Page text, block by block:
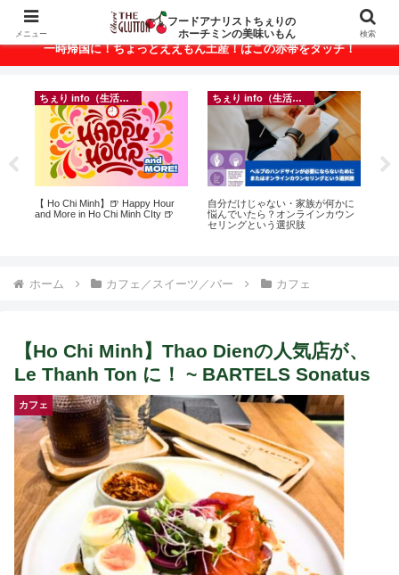
ベトナム・ホーチミンの美味いもんが満載！
一時帰国に！ちょっとええもん土産！はこの赤帯をタッチ！
ちぇり info（生活情報）
【追記】日本での電話番号ゲット
＆キープ！機種変時のデータ移行
イベント等
inago会は100人突破！実績記録が
結構溜まってきたのでご報告＆引
き続きお仲間募集中♪
ホーム カフェ／スイーツ／バー カフェ
【Ho Chi Minh】Thao Dienの人気店が、
Le Thanh Ton に！ ~ BARTELS Sonatus
カフェ
メニュー
フードアナリストちぇりの
ホーチミンの美味いもん
検索